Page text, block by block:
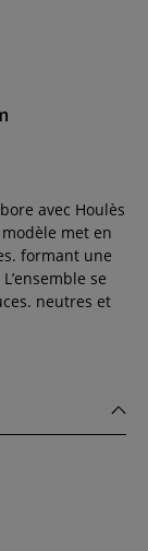
avec Houlès
met en
formant une
se
neutres et